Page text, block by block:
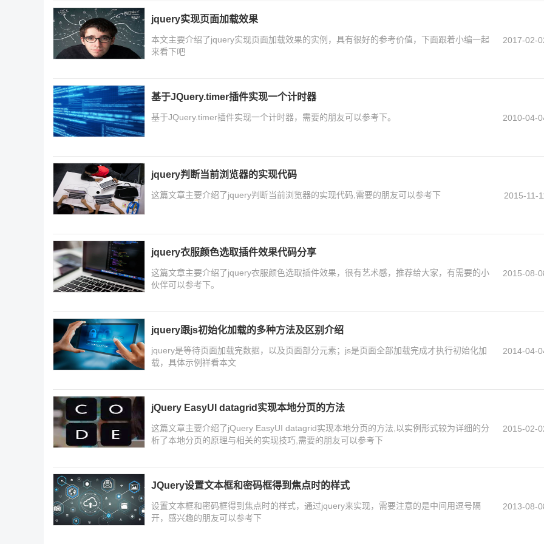
jquery实现页面加载效果
本文主要介绍了jquery实现页面加载效果的实例，具有很好的参考价值，下面跟着小编一起
来看下吧
2017-02-
基于JQuery.timer插件实现一个计时器
基于JQuery.timer插件实现一个计时器，需要的朋友可以参考下。 2010-04-
jquery判断当前浏览器的实现代码
这篇文章主要介绍了jquery判断当前浏览器的实现代码,需要的朋友可以参考下 2015-11-
jquery衣服颜色选取插件效果代码分享
这篇文章主要介绍了jquery衣服颜色选取插件效果，很有艺术感，推荐给大家，有需要的小
伙伴可以参考下。
2015-08-
jquery跟js初始化加载的多种方法及区别介绍
jquery是等待页面加载完数据，以及页面部分元素；js是页面全部加载完成才执行初始化加
载，具体示例祥看本文
2014-04-
jQuery EasyUI datagrid实现本地分页的方法
这篇文章主要介绍了jQuery EasyUI datagrid实现本地分页的方法,以实例形式较为详细的分
析了本地分页的原理与相关的实现技巧,需要的朋友可以参考下
2015-02-
JQuery设置文本框和密码框得到焦点时的样式
设置文本框和密码框得到焦点时的样式，通过jquery来实现，需要注意的是中间用逗号隔
开，感兴趣的朋友可以参考下
2013-08-